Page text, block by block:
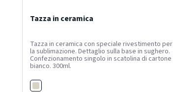
Tazza in ceramica
Tazza in ceramica con speciale rivestimento per
la sublimazione. Dettaglio sulla base in sughero.
Confezionamento singolo in scatolina di cartone
bianco. 300ml.
Bianco